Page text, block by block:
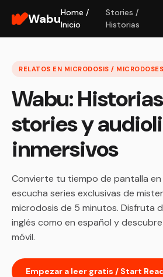
WabuHome /
Inicio
Stories /
Historias
RELATOS EN MICRODOSIS /
Wabu:
stories y
inmersivos
Convierte tu tiempo de pantalla
escucha series exclusivas de
microdosis de 5 minutos. Disfruta
inglés como en español y
móvil.
Empezar a leer gratis / Start